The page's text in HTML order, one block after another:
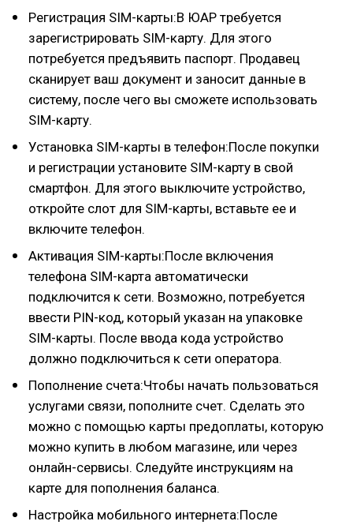
Регистрация SIM-карты:В ЮАР требуется
зарегистрировать SIM-карту. Для этого
потребуется предъявить паспорт. Продавец
сканирует ваш документ и заносит данные в
систему, после чего вы сможете использовать
SIM-карту.
Установка SIM-карты в телефон:После покупки
и регистрации установите SIM-карту в свой
смартфон. Для этого выключите устройство,
откройте слот для SIM-карты, вставьте ее и
включите телефон.
Активация SIM-карты:После включения
телефона SIM-карта автоматически
подключится к сети. Возможно, потребуется
ввести PIN-код, который указан на упаковке
SIM-карты. После ввода кода устройство
должно подключиться к сети оператора.
Пополнение счета:Чтобы начать пользоваться
услугами связи, пополните счет. Сделать это
можно с помощью карты предоплаты, которую
можно купить в любом магазине, или через
онлайн-сервисы. Следуйте инструкциям на
карте для пополнения баланса.
Настройка мобильного интернета:После